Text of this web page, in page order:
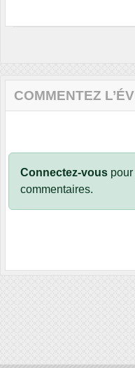
COMMENTEZ
Connectez-vous
commentaires.